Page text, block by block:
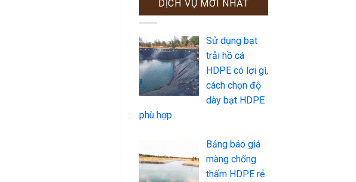
DỊCH VỤ MỚI NHẤT
Sử dụng bạt
trải hồ cá
HDPE có lợi gì,
cách chọn độ
dày bạt HDPE
phù hợp
Bảng báo giá
màng chống
thấm HDPE rẻ